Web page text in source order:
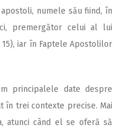
numele său fiind, în
premergător celui al lui
15), iar în Faptele Apostolilor
principalele date despre
în trei contexte precise. Mai
atunci când el se oferă să